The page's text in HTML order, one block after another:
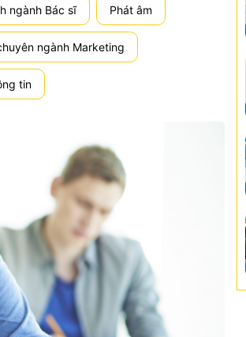
ngành Bác sĩ Phát âm
ngành Marketing
tin